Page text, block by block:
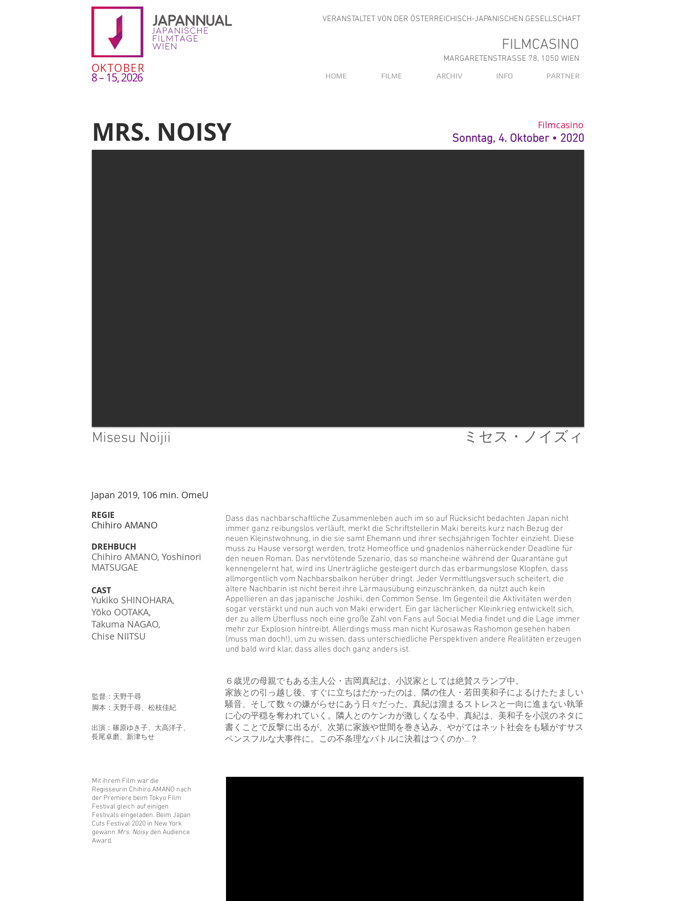
VERANSTALTET VON DER ÖSTERREICHISCH-JAPANISCHEN GESELLSCHAFT
FILMCASINO
MARGARETENSTRASSE 78, 1050 WIEN
OKTOBER
8 – 15, 2026 HOME FILME ARCHIV INFO PARTNER
Sonntag, 4. Oktober • 2020
MRS. NOISY Filmcasino
Misesu Noijii ミセス・ノイズィ
REGIE
DREHBUCH
CAST
Japan 2019, 106 min. OmeU
Chihiro AMANO
Chihiro AMANO, Yoshinori
MATSUGAE
Yukiko SHINOHARA,
Yōko OOTAKA,
Takuma NAGAO,
Chise NIITSU
Dass das nachbarschaftliche Zusammenleben auch im so auf Rücksicht bedachten Japan nicht
immer ganz reibungslos verläuft, merkt die Schriftstellerin Maki bereits kurz nach Bezug der
neuen Kleinstwohnung, in die sie samt Ehemann und ihrer sechsjährigen Tochter einzieht. Diese
muss zu Hause versorgt werden, trotz Homeoffice und gnadenlos näherrückender Deadline für
den neuen Roman. Das nervtötende Szenario, das so mancheine während der Quarantäne gut
kennengelernt hat, wird ins Unerträgliche gesteigert durch das erbarmungslose Klopfen, dass
allmorgentlich vom Nachbarsbalkon herüber dringt. Jeder Vermittlungsversuch scheitert, die
ältere Nachbarin ist nicht bereit ihre Lärmausübung einzuschränken, da nützt auch kein
Appellieren an das japanische Joshiki, den Common Sense. Im Gegenteil die Aktivitäten werden
sogar verstärkt und nun auch von Maki erwidert. Ein gar lächerlicher Kleinkrieg entwickelt sich,
der zu allem Überfluss noch eine große Zahl von Fans auf Social Media findet und die Lage immer
mehr zur Explosion hintreibt. Allerdings muss man nicht Kurosawas Rashomon gesehen haben
(muss man doch!), um zu wissen, dass unterschiedliche Perspektiven andere Realitäten erzeugen
und bald wird klar, dass alles doch ganz anders ist.
監督：天野千尋
脚本：天野千尋、松枝佳紀
出演：篠原ゆき子、大高洋子、
長尾卓磨、新津ちせ
６歳児の母親でもある主人公・吉岡真紀は、小説家としては絶賛スランプ中。
家族との引っ越し後、すぐに立ちはだかったのは、隣の住人・若田美和子によるけたたましい
騒音、そして数々の嫌がらせにあう日々だった。真紀は溜まるストレスと一向に進まない執筆
に心の平穏を奪われていく。隣人とのケンカが激しくなる中、真紀は、美和子を小説のネタに
書くことで反撃に出るが、次第に家族や世間を巻き込み、やがてはネット社会をも騒がすサス
ペンスフルな大事件に。この不条理なバトルに決着はつくのか…？
Mit ihrem Film war die
Regisseurin Chihiro AMANO nach
der Premiere beim Tokyo Film
Festival gleich auf einigen
Festivals eingeladen. Beim Japan
Cuts Festival 2020 in New York
gewann Mrs. Noisyden Audience
Award.